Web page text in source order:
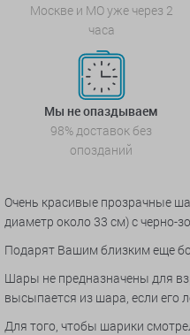
Москве и МО уже через 2
часа
Мы не опаздываем
98% доставок без
опозданий
Очень красивые прозрачные
диаметр около 33 см) с черно-
Подарят Вашим близким еще
Шары не предназначены для
высыпается из шара, если его
Для того, чтобы шарики